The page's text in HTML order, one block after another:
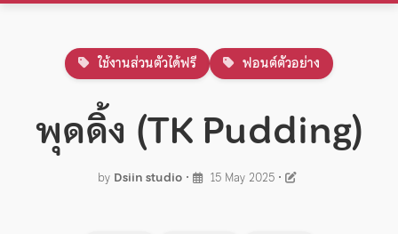
ใช้งานส่วนตัวได้ฟรี ฟอนต์ตัวอย่าง
พุดดิ้ง (TK Pudding)
by Dsiin studio• 15 May 2025•